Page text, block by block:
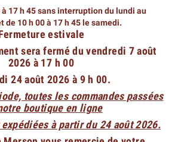
à 17 h 45 sans interruption du lundi au
de 10 h 00 à 17 h 45 le samedi.
estivale
sera fermé du vendredi 7 août
2026 à 17 h 00
24 août 2026 à 9 h 00.
toutes les commandes passées
boutique en ligne
à partir du 24 août 2026.